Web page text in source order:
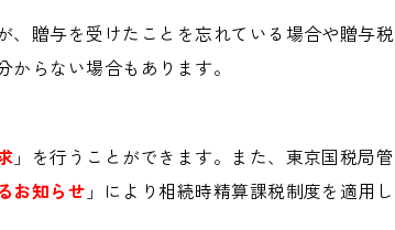
、贈与を受けたことを忘れている場合や贈与税
らない場合もあります。
」を行うことができます。また、東京国税局管
お知らせ 」により相続時精算課税制度を適用し